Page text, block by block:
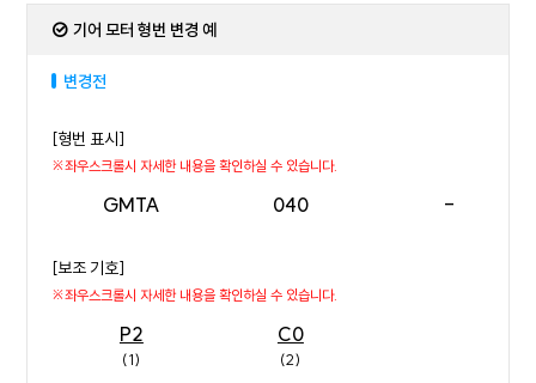
기어 모터 형번 변경 예
변경전
[형번 표시]
GMTA 040 -
[보조 기호]
P2 C0
(1) (2)